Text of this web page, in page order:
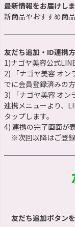
最新情報をお届けし
新商品やおすすめ商
友だち追加・ID連携
1)ナゴヤ美容公式
2) 「ナゴヤ美容 オン
でに会員登録済みの
3) 「ナゴヤ美容 オン
連携メニューより、
タップします。
4) 連携の完了画面が
※次回以降はご登
友だち追加ボタン